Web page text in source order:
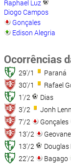
Raphael Luz
Diogo Campos
Gonçales
Edison Alegria
Ocorrências
29'/1
Paraná
30'/1
Rafael
1'/2
Dias
3'/2
Jonh
7'/2
Gonçales
13'/2
Geovane
13'/2
Douglas
22'/2
Bagago